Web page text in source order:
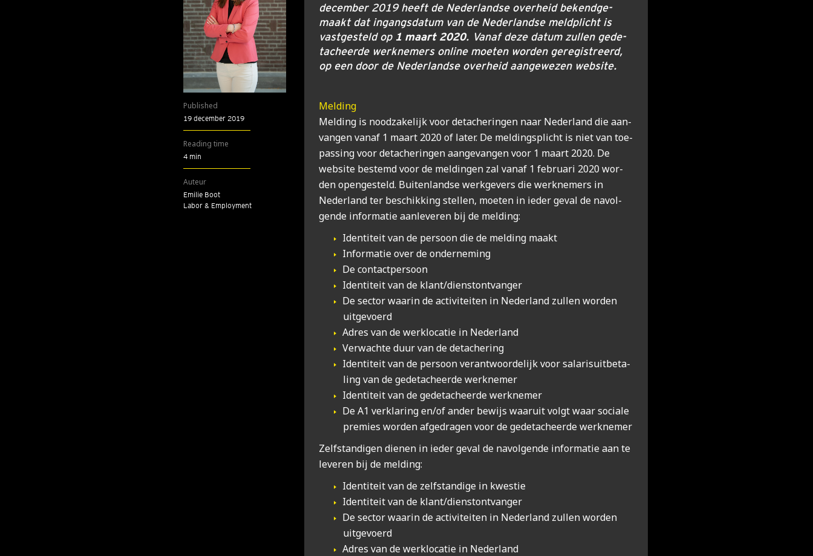
Published
19 december 2019
Reading time
4 min
Auteur
Emilie Boot
Labor & Employment
decem­ber 2019 heeft de Neder­land­se over­heid bekend­ge­
maakt dat ingangs­da­tum van de Neder­land­se meld­plicht is
vast­ge­steld op 1 maart 2020. Van­af deze datum zul­len gede­
ta­cheer­de werk­ne­mers onli­ne moe­ten wor­den gere­gi­streerd,
op een door de Neder­land­se over­heid aan­ge­we­zen web­si­te.
Mel­ding
Mel­ding is nood­za­ke­lijk voor deta­che­rin­gen naar Neder­land die aan­
van­gen van­af 1 maart 2020 of later. De mel­dings­plicht is niet van toe­
pas­sing voor deta­che­rin­gen aan­ge­van­gen voor 1 maart 2020. De
web­si­te bestemd voor de mel­din­gen zal van­af 1 febru­a­ri 2020 wor­
den open­ge­steld. Bui­ten­land­se werk­ge­vers die werk­ne­mers in
Neder­land ter beschik­king stel­len, moe­ten in ieder geval de navol­
gen­de infor­ma­tie aan­le­ve­ren bij de mel­ding:
Iden­ti­teit van de per­soon die de mel­ding maakt
Infor­ma­tie over de onder­ne­ming
De con­tact­per­soon
Iden­ti­teit van de klant/dienstontvanger
De sec­tor waar­in de acti­vi­tei­ten in Neder­land zul­len wor­den
uit­ge­voerd
Adres van de werk­lo­ca­tie in Neder­land
Ver­wach­te duur van de deta­che­ring
Iden­ti­teit van de per­soon ver­ant­woor­de­lijk voor sala­ris­uit­be­ta­
ling van de gede­ta­cheer­de werk­ne­mer
Iden­ti­teit van de gede­ta­cheer­de werk­ne­mer
De A1 ver­kla­ring en/of ander bewijs waar­uit volgt waar soci­a­le
pre­mies wor­den afge­dra­gen voor de gede­ta­cheer­de werk­ne­mer
Zelf­stan­di­gen die­nen in ieder geval de navol­gen­de infor­ma­tie aan te
leve­ren bij de mel­ding:
Iden­ti­teit van de zelf­stan­di­ge in kwes­tie
Iden­ti­teit van de klant/dienstontvanger
De sec­tor waar­in de acti­vi­tei­ten in Neder­land zul­len wor­den
uit­ge­voerd
Adres van de werk­lo­ca­tie in Neder­land